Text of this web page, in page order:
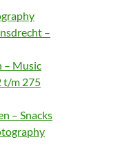
–
– Music
t/m 275
– Snacks